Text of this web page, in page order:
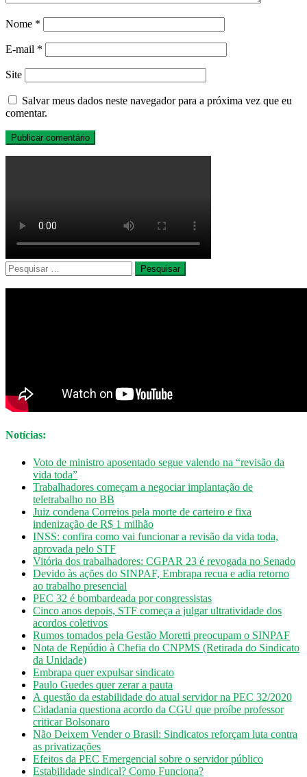
Nome *
E-mail *
Site
Salvar meus dados neste navegador para a próxima vez que eu
comentar.
Pesquisar
por:
Notícias:
Voto de ministro aposentado segue valendo na “revisão da
vida toda”
Trabalhadores começam a negociar implantação de
teletrabalho no BB
Juiz condena Correios pela morte de carteiro e fixa
indenização de R$ 1 milhão
INSS: confira como vai funcionar a revisão da vida toda,
aprovada pelo STF
Vitória dos trabalhadores: CGPAR 23 é revogada no Senado
Devido às ações do SINPAF, Embrapa recua e adia retorno
ao trabalho presencial
PEC 32 é bombardeada por congressistas
Cinco anos depois, STF começa a julgar ultratividade dos
acordos coletivos
Rumos tomados pela Gestão Moretti preocupam o SINPAF
Nota de Repúdio à Chefia do CNPMS (Retirada do Sindicato
da Unidade)
Embrapa quer expulsar sindicato
Paulo Guedes quer zerar a pauta
A questão da estabilidade do atual servidor na PEC 32/2020
Cidadania questiona acordo da CGU que proíbe professor
criticar Bolsonaro
Não Deixem Vender o Brasil: Sindicatos reforçam luta contra
as privatizações
Efeitos da PEC Emergencial sobre o servidor público
Estabilidade sindical? Como Funciona?